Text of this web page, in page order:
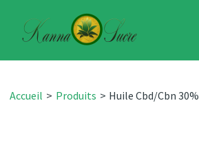
contenu
Accueil Produits Huile Cbd/Cbn 30%
30%